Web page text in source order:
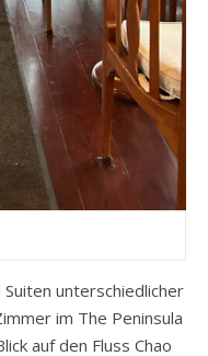
unterschiedlicher
im The Peninsula
auf den Fluss Chao